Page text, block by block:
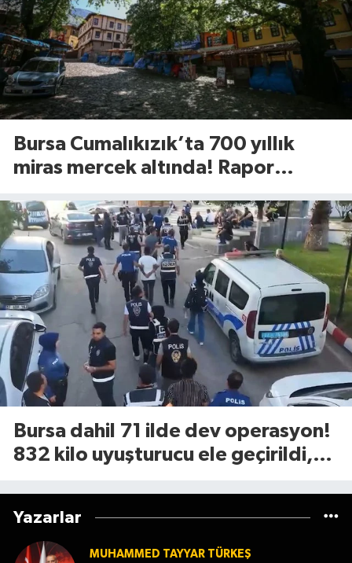
Bursa Cumalıkızık’ta 700 yıllık
miras mercek altında! Rapor
Bursa dahil 71 ilde dev operasyon!
832 kilo uyuşturucu ele geçirildi,
Yazarlar
MUHAMMED TAYYAR TÜRKEŞ